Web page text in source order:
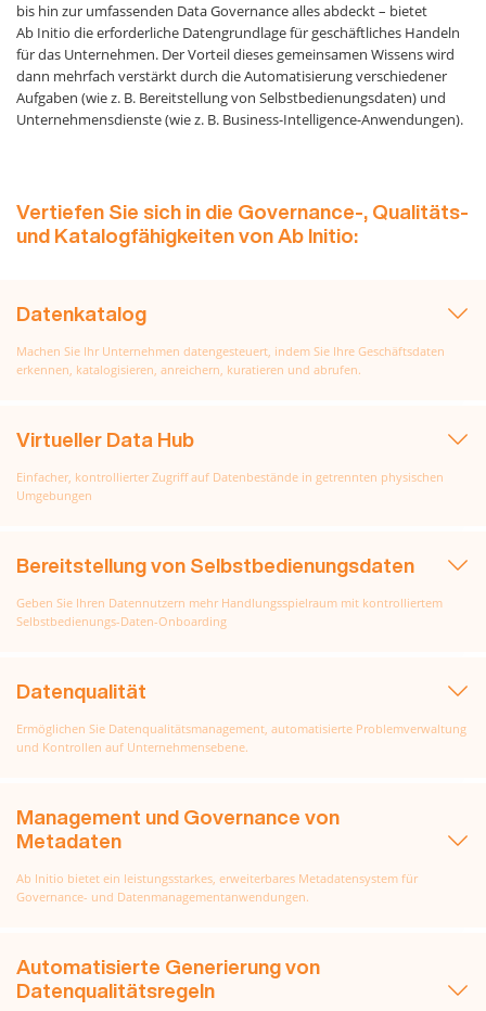
bis hin zur umfassenden Data Governance alles abdeckt – bietet
Ab Initio die erforderliche Datengrundlage für geschäftliches Handeln
für das Unternehmen. Der Vorteil dieses gemeinsamen Wissens wird
dann mehrfach verstärkt durch die Automatisierung verschiedener
Aufgaben (wie z. B. Bereitstellung von Selbstbedienungsdaten) und
Unternehmensdienste (wie z. B. Business-Intelligence-Anwendungen).
Vertiefen Sie sich in die Governance-, Qualitäts-
und Katalogfähigkeiten von Ab Initio:
Datenkatalog
Machen Sie Ihr Unternehmen datengesteuert, indem Sie Ihre Geschäftsdaten
erkennen, katalogisieren, anreichern, kuratieren und abrufen.
Virtueller Data Hub
Einfacher, kontrollierter Zugriff auf Datenbestände in getrennten physischen
Umgebungen
Bereitstellung von Selbstbedienungsdaten
Geben Sie Ihren Datennutzern mehr Handlungsspielraum mit kontrolliertem
Selbstbedienungs-Daten-Onboarding
Datenqualität
Ermöglichen Sie Datenqualitätsmanagement, automatisierte Problemverwaltung
und Kontrollen auf Unternehmensebene.
Management und Governance von
Metadaten
Ab Initio bietet ein leistungsstarkes, erweiterbares Metadatensystem für
Governance- und Datenmanagementanwendungen.
Automatisierte Generierung von
Datenqualitätsregeln